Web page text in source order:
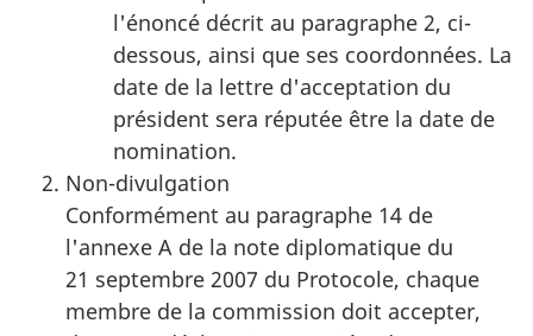
l'énoncé décrit au paragraphe 2, ci-
dessous, ainsi que ses coordonnées. La
date de la lettre d'acceptation du
président sera réputée être la date de
nomination.
Non-divulgation
Conformément au paragraphe 14 de
l'annexe A de la note diplomatique du
21 septembre 2007 du Protocole, chaque
membre de la commission doit accepter,